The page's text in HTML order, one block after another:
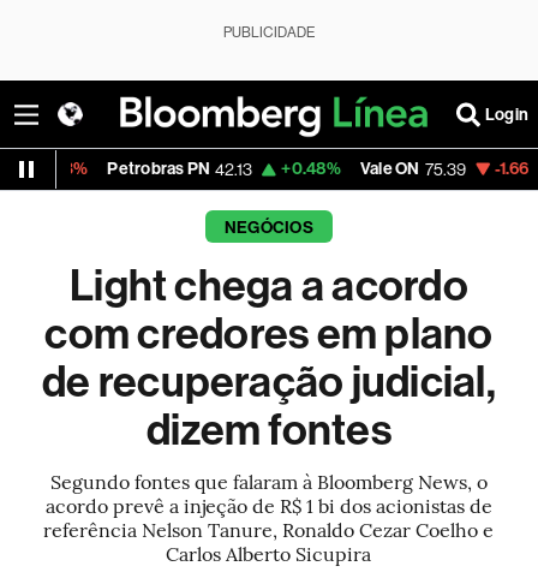
PUBLICIDADE
Login
Petrobras PN 42.13 +0.48% Vale ON 75.39 -1.66% Itaú PN
NEGÓCIOS
Light chega a acordo
com credores em plano
de recuperação judicial,
dizem fontes
Segundo fontes que falaram à Bloomberg News, o
acordo prevê a injeção de R$ 1 bi dos acionistas de
referência Nelson Tanure, Ronaldo Cezar Coelho e
Carlos Alberto Sicupira